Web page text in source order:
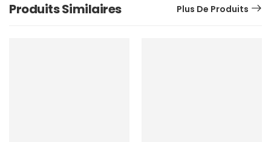
Produits Similaires Plus De Produits